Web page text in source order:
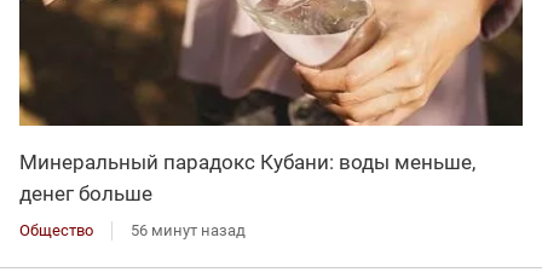
Минеральный парадокс Кубани: воды меньше,
денег больше
Общество 56 минут назад